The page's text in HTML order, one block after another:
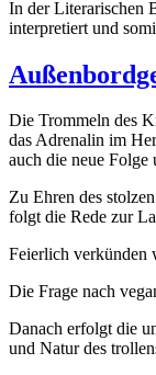
In der Literarischen
interpretiert und
Die Trommeln des
das Adrenalin im
auch die neue
Zu Ehren des
folgt die Rede zur
Feierlich verkünden
Die Frage nach
Danach erfolgt die
und Natur des